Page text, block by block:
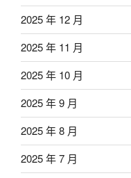
2025 年 12 月
2025 年 11 月
2025 年 10 月
2025 年 9 月
2025 年 8 月
2025 年 7 月